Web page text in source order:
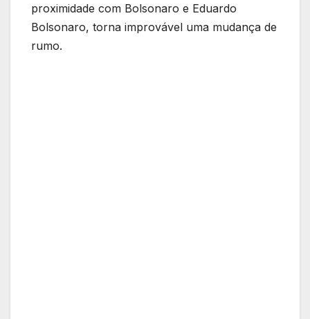
proximidade com Bolsonaro e Eduardo
Bolsonaro, torna improvável uma mudança de
rumo.